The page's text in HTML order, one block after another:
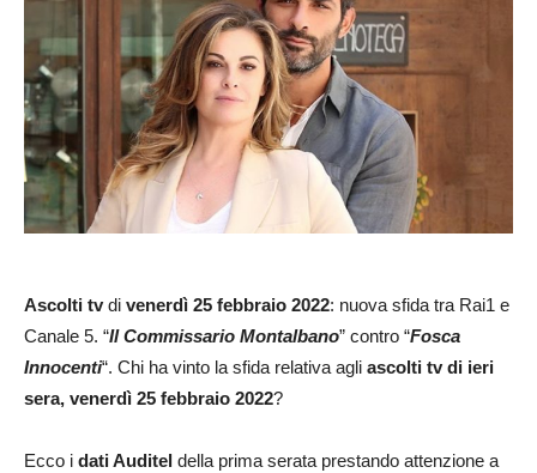
Ascolti tvdi venerdì 25 febbraio 2022: nuova sfida tra Rai1 e
Canale 5. “Il Commissario Montalbano” contro “Fosca
Innocenti“. Chi ha vinto la sfida relativa agli ascolti tv di ieri
sera, venerdì 25 febbraio 2022?
Ecco i dati Auditel della prima serata prestando attenzione a